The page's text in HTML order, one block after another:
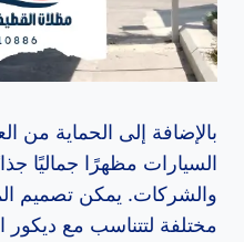
بالإضافة إلى الحماية من
السيارات مظهرًا جماليًا
والشركات. يمكن تصميم
مختلفة لتتناسب مع